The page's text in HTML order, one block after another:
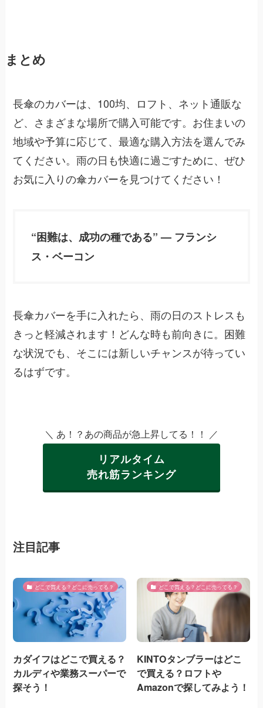
まとめ
長傘のカバーは、100均、ロフト、ネット通販な
ど、さまざまな場所で購入可能です。お住まいの
地域や予算に応じて、最適な購入方法を選んでみ
てください。雨の日も快適に過ごすために、ぜひ
お気に入りの傘カバーを見つけてください！
“困難は、成功の種である” — フランシ
ス・ベーコン
長傘カバーを手に入れたら、雨の日のストレスも
きっと軽減されます！どんな時も前向きに。困難
な状況でも、そこには新しいチャンスが待ってい
るはずです。
＼ あ！？あの商品が急上昇してる！！ ／
リアルタイム
売れ筋ランキング
注目記事
どこで買える？どこに売ってる？
カダイフはどこで買える？
カルディや業務スーパーで
探そう！
どこで買える？どこに売ってる？
KINTOタンブラーはどこ
で買える？ロフトや
Amazonで探してみよう！